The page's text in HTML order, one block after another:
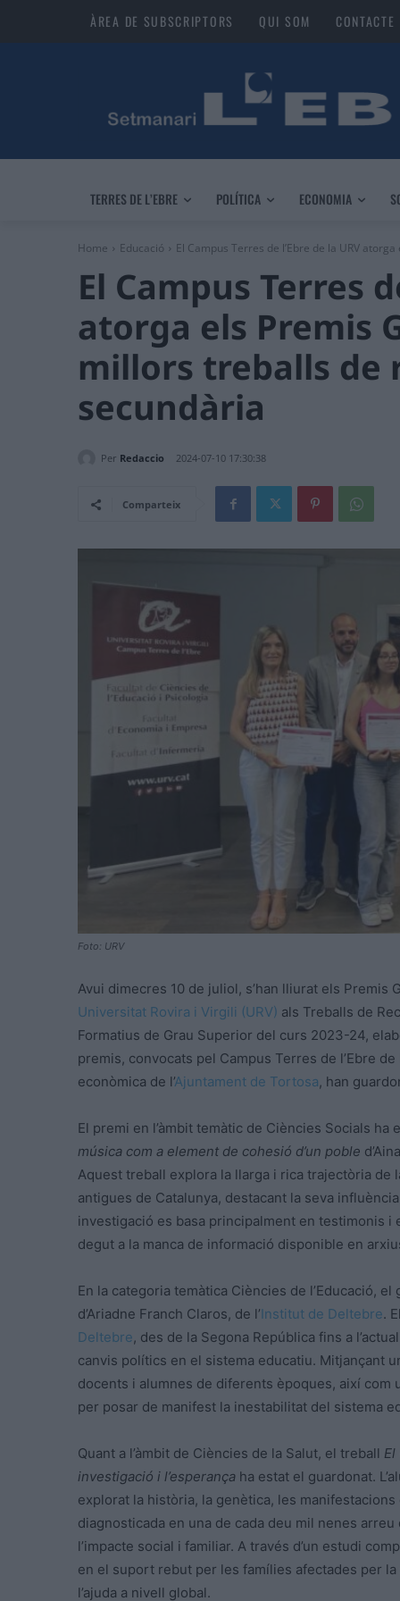
ÀREA DE SUBSCRIPTORS QUI SOM CONTACTE
TERRES DE L’EBRE POLÍTICA ECONOMIA
Home Educació El Campus Terres de l’Ebre de la URV
El Campus Terres
atorga els Premis
millors treballs de
secundària
Per Redaccio 2024-07-10 17:30:38
Comparteix
Foto: URV
Avui dimecres 10 de juliol, s’han lliurat els Premis
Universitat Rovira i Virgili (URV) als Treballs de
Formatius de Grau Superior del curs 2023-24,
premis, convocats pel Campus Terres de l’Ebre
econòmica de l’Ajuntament de Tortosa, han
El premi en l’àmbit temàtic de Ciències Socials ha
música com a element de cohesió d’un poble
Aquest treball explora la llarga i rica trajectòria de
antigues de Catalunya, destacant la seva
investigació es basa principalment en testimonis
degut a la manca de informació disponible en
En la categoria temàtica Ciències de l’Educació, el
d’Ariadne Franch Claros, de l’Institut de Deltebre.
Deltebre, des de la Segona República fins a
canvis polítics en el sistema educatiu. Mitjançant
docents i alumnes de diferents èpoques, així
per posar de manifest la inestabilitat del sistema
Quant a l’àmbit de Ciències de la Salut, el treball
investigació i l’esperança ha estat el guardonat.
explorat la història, la genètica, les
diagnosticada en una de cada deu mil nenes
l’impacte social i familiar. A través d’un estudi
en el suport rebut per les famílies afectades per
l’ajuda a nivell global.